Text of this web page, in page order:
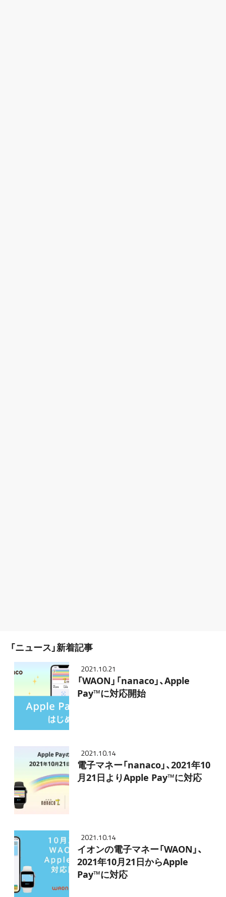
「ニュース」新着記事
2021.10.21
「WAON」「nanaco」、Apple
Pay™に対応開始
2021.10.14
電子マネー「nanaco」、2021年10
月21日よりApple Pay™に対応
2021.10.14
イオンの電子マネー「WAON」、
2021年10月21日からApple
Pay™に対応